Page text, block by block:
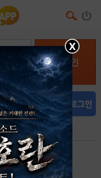
로그인
회원가입
X